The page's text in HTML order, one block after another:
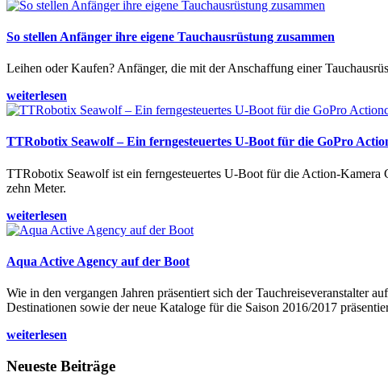
So stellen Anfänger ihre eigene Tauchausrüstung zusammen
Leihen oder Kaufen? Anfänger, die mit der Anschaffung einer
weiterlesen
TTRobotix Seawolf – Ein ferngesteuertes U-Boot für die GoPro
TTRobotix Seawolf ist ein ferngesteuertes U-Boot für die Action-Kamera
zehn Meter.
weiterlesen
Aqua Active Agency auf der Boot
Wie in den vergangen Jahren präsentiert sich der Tauchreiseveranstalter
Destinationen sowie der neue Kataloge für die Saison 2016/2017
weiterlesen
Neueste Beiträge